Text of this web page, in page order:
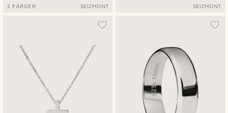
2 FÄRGER SEIZMONT SEIZMONT